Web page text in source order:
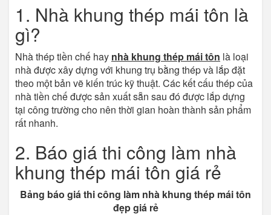
1. Nhà khung thép mái tôn là
gì?
Nhà thép tiền chế hay nhà khung thép mái tôn là loại
nhà được xây dựng với khung trụ bằng thép và lắp đặt
theo một bản vẽ kiến trúc kỹ thuật. Các kết cấu thép của
nhà tiền chế được sản xuất sẵn sau đó được lắp dựng
tại công trường cho nên thời gian hoàn thành sản phẩm
rất nhanh.
2. Báo giá thi công làm nhà
khung thép mái tôn giá rẻ
Bảng báo giá thi công làm nhà khung thép mái tôn
đẹp giá rẻ